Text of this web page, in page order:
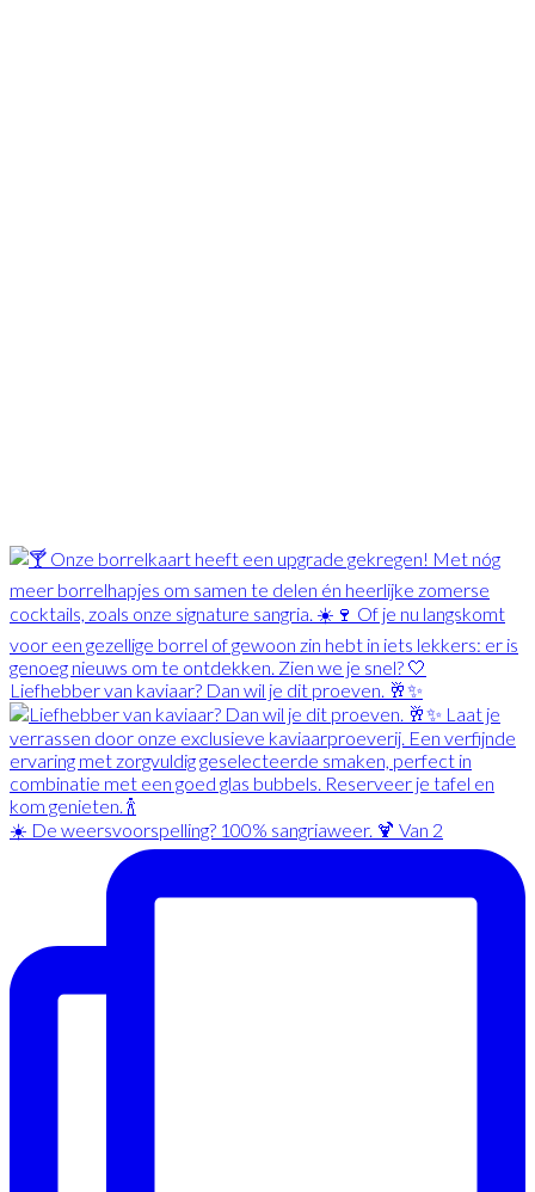
Liefhebber van kaviaar? Dan wil je dit proeven. 🥂✨
☀️ De weersvoorspelling? 100% sangriaweer. 🍹 Van 2